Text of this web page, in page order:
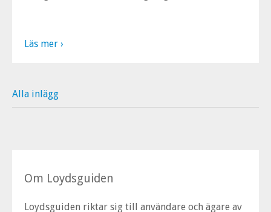
Läs mer ›
Alla inlägg
Om Loydsguiden
Loydsguiden riktar sig till användare och ägare av